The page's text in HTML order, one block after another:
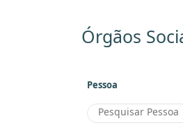
Órgãos
Pessoa